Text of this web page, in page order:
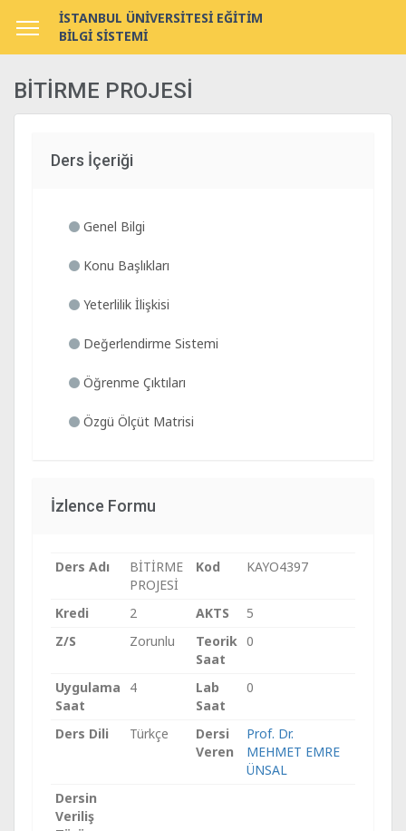
İSTANBUL ÜNİVERSİTESİ EĞİTİM
BİLGİ SİSTEMİ
BİTİRME PROJESİ
Ders İçeriği
Genel Bilgi
Konu Başlıkları
Yeterlilik İlişkisi
Değerlendirme Sistemi
Öğrenme Çıktıları
Özgü Ölçüt Matrisi
İzlence Formu
Ders Adı
BİTİRME
PROJESİ
Kod KAYO4397
Kredi 2 AKTS
5
Z/S
Zorunlu
Teorik
Saat
0
Uygulama
Saat
4
Lab
Saat
0
Ders Dili Türkçe
Dersi
Veren
Prof. Dr.
MEHMET EMRE
ÜNSAL
Dersin
Veriliş